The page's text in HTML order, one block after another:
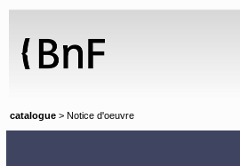
catalogue > Notice d'oeuvre